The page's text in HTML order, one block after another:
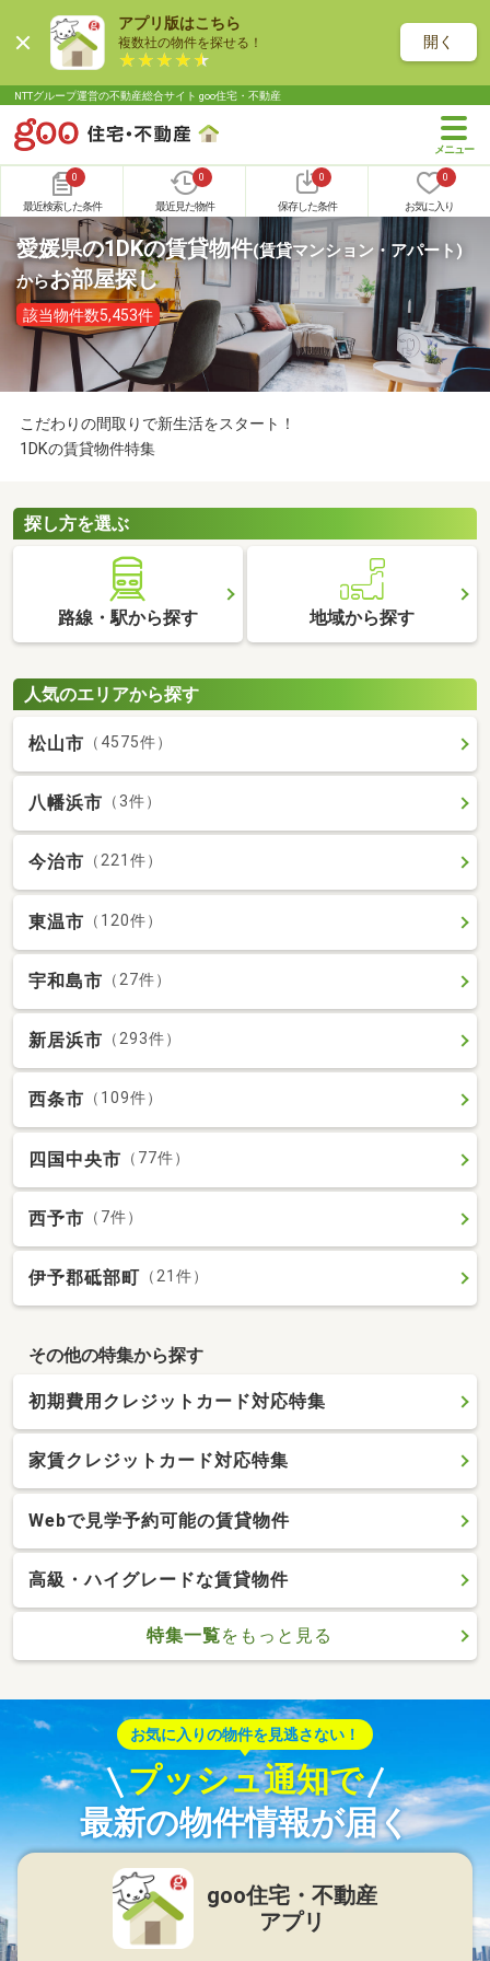
アプリ版はこちら
複数社の物件を探せる！ 開く
NTTグループ運営の不動産総合サイト goo住宅・不動産
0
最近検索した条件
0
最近見た物件
0
保存した条件
0
お気に入り
愛媛県の1DKの賃貸物件(賃貸マンション・アパート)
からお部屋探し
該当物件数5,453件
こだわりの間取りで新生活をスタート！
1DKの賃貸物件特集
探し方を選ぶ
路線・駅から探す 地域から探す
人気のエリアから探す
松山市 （4575件）
八幡浜市 （3件）
今治市 （221件）
東温市 （120件）
宇和島市 （27件）
新居浜市 （293件）
西条市 （109件）
四国中央市 （77件）
西予市 （7件）
伊予郡砥部町 （21件）
その他の特集から探す
初期費用クレジットカード対応特集
家賃クレジットカード対応特集
Webで見学予約可能の賃貸物件
高級・ハイグレードな賃貸物件
特集一覧をもっと見る
お気に入りの物件を見逃さない！
プッシュ通知で
最新の物件情報が届く
goo住宅・不動産
アプリ